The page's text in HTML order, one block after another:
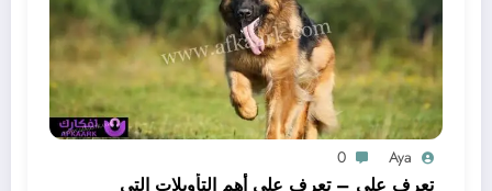
Aya
0
تعرف علي – تعرف على أهم التأويلات التي